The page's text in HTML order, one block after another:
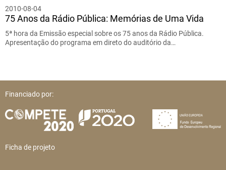
2010-08-04
75 Anos da Rádio Pública: Memórias de Uma Vida
5ª hora da Emissão especial sobre os 75 anos da Rádio Pública.
Apresentação do programa em direto do auditório da…
Financiado por:
Ficha de projeto